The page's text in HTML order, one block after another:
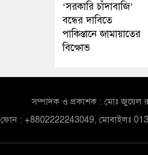
‘সরকারি চাঁদাবাজি’
বন্ধের দাবিতে
পাকিস্তানে জামায়াতের
বিক্ষোভ
সম্পাদক ও প্রকাশক : মোঃ জুয়েল
ফোন : +8802222243049, মোবাইলঃ